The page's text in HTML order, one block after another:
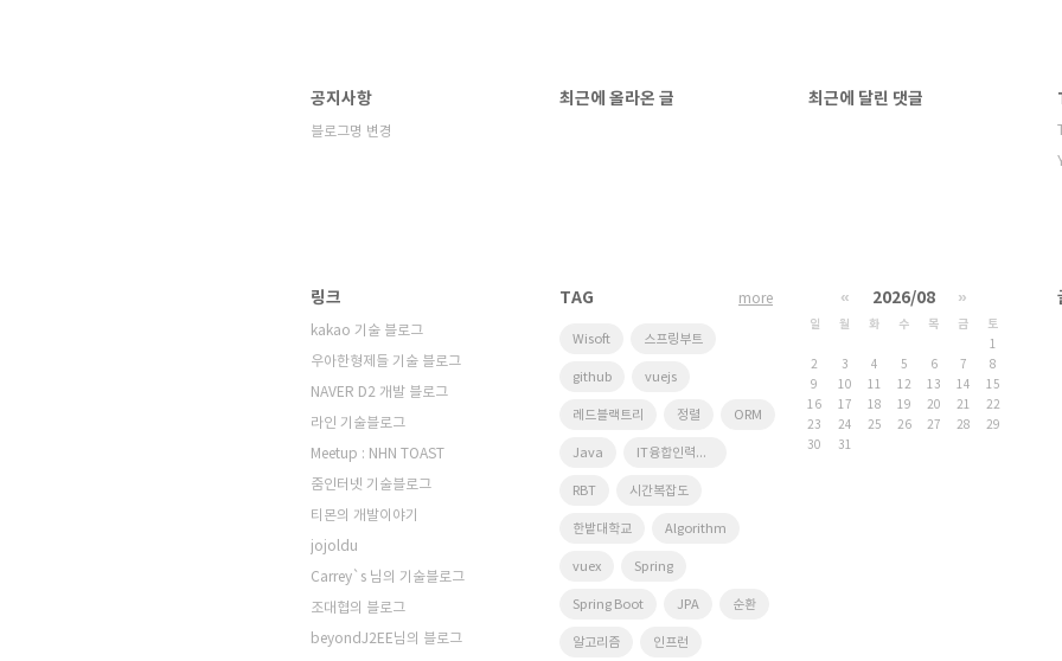
공지사항
블로그명 변경
최근에 올라온 글 최근에 달린 댓글
링크
kakao 기술 블로그
우아한형제들 기술 블로그
NAVER D2 개발 블로그
라인 기술블로그
Meetup : NHN TOAST
줌인터넷 기술블로그
티몬의 개발이야기
jojoldu
Carrey`s 님의 기술블로그
조대협의 블로그
beyondJ2EE님의 블로그
TAG
Wisoft 스프링부트
github vuejs
레드블랙트리 정렬 ORM
Java IT융합인력양성사업단
RBT 시간복잡도
한밭대학교 Algorithm
vuex Spring
Spring Boot JPA 순환
알고리즘 인프런
more « 2026/08 »
일 월 화 수 목 금
토
1
2
3 4 5 6 7
8
9
10 11 12 13 14
15
16
17 18 19 20 21
22
23
24 25 26 27 28
29
30
31